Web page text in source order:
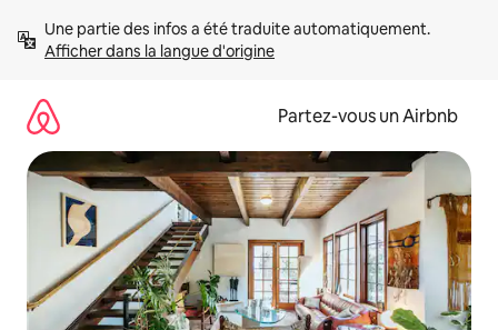
directement
Afficher dans la langue d'origine
Partez-vous un Airbnb